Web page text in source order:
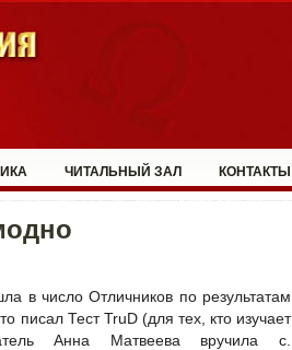
ЧИТАЛЬНЫЙ ЗАЛ КОНТАКТЫ
в число Отличников по результатам
писал Тест TruD (для тех, кто изучает
Анна Матвеева вручила с.